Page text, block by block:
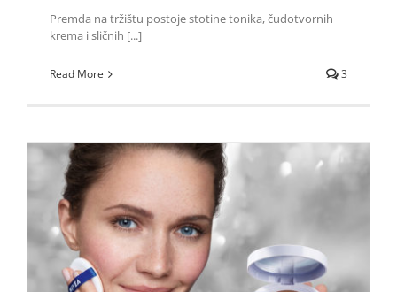
Premda na tržištu postoje stotine tonika, čudotvornih
krema i sličnih [...]
Read More 3
NIVEA Cellular 3-u-1 Cushion – lagani puder za prirodan i
blistav ten
Lepota i moda